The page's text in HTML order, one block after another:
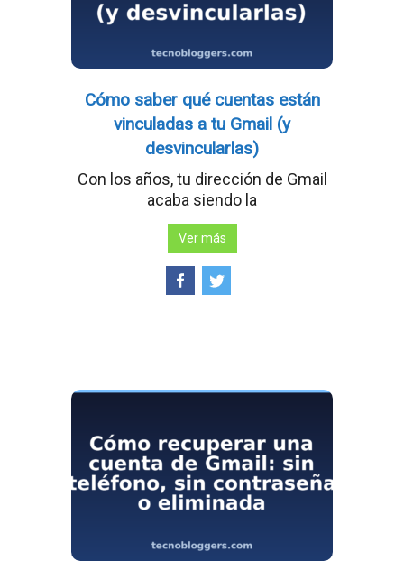
Cómo saber qué cuentas están
vinculadas a tu Gmail (y
desvincularlas)
Con los años, tu dirección de Gmail
acaba siendo la
Ver más